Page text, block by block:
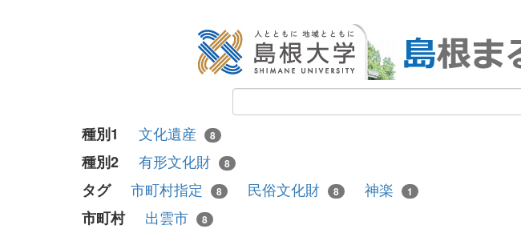
種別1 文化遺産 8
種別2 有形文化財 8
タグ 市町村指定 8 民俗文化財 8 神楽 1
市町村 出雲市 8